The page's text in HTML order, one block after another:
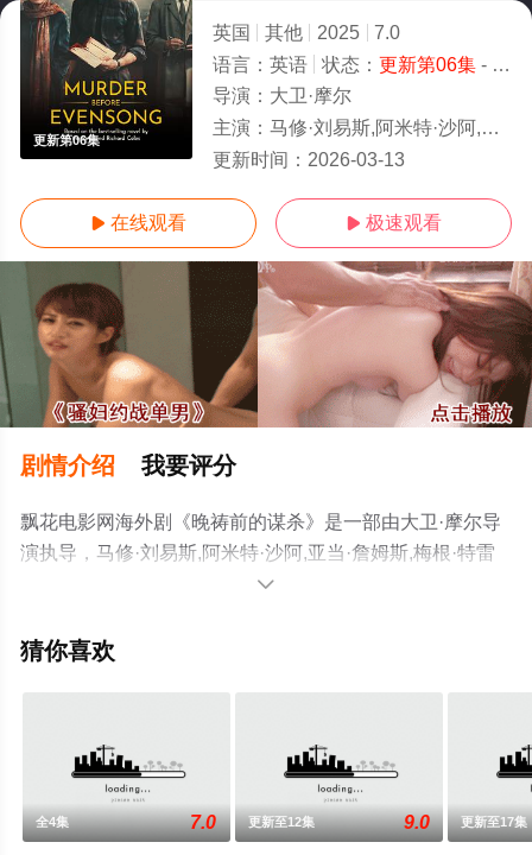
更新第06集
英国 其他 2025
7.0
语言： 英语 状态： 更新第06集- 免费在线观看
导演： 大卫·摩尔
主演： 马修·刘易斯,阿米特·沙阿,亚当·詹姆斯,梅根·特雷德韦,亚历山大·德拉曼,玛丽昂·贝利,阿曼达·哈丁格,塔姆金·奥
更新时间： 2026-03-13
 在线观看  极速观看
剧情介绍 我要评分
飘花电影网海外剧《晚祷前的谋杀》是一部由大卫·摩尔导
演执导，马修·刘易斯,阿米特·沙阿,亚当·詹姆斯,梅根·特雷
德韦,亚历山大·德拉曼,玛丽昂·贝利,阿曼达·哈丁格,塔姆金·
手机免费观看高清未删减完整版电视剧全集就上飘花影

猜你喜欢
全4集 7.0 更新至12集 9.0 更新至17集